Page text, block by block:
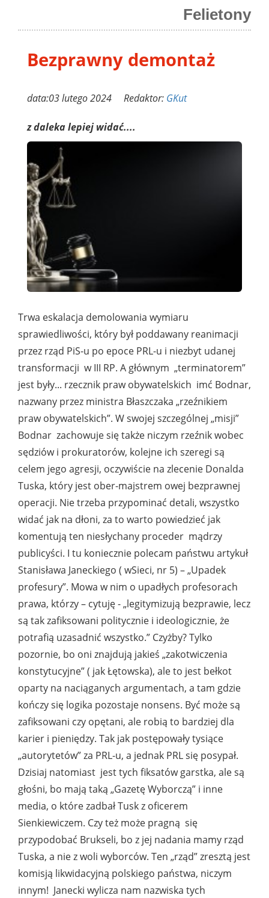
Felietony
Bezprawny demontaż
data:03 lutego 2024 Redaktor: GKut
z daleka lepiej widać....
Trwa eskalacja demolowania wymiaru
sprawiedliwości, który był poddawany reanimacji
przez rząd PiS-u po epoce PRL-u i niezbyt udanej
transformacji w III RP. A głównym „terminatorem”
jest były... rzecznik praw obywatelskich imć Bodnar,
nazwany przez ministra Błaszczaka „rzeźnikiem
praw obywatelskich”. W swojej szczególnej „misji”
Bodnar zachowuje się także niczym rzeźnik wobec
sędziów i prokuratorów, kolejne ich szeregi są
celem jego agresji, oczywiście na zlecenie Donalda
Tuska, który jest ober-majstrem owej bezprawnej
operacji. Nie trzeba przypominać detali, wszystko
widać jak na dłoni, za to warto powiedzieć jak
komentują ten niesłychany proceder mądrzy
publicyści. I tu koniecznie polecam państwu artykuł
Stanisława Janeckiego ( wSieci, nr 5) – „Upadek
profesury”. Mowa w nim o upadłych profesorach
prawa, którzy – cytuję - „legitymizują bezprawie, lecz
są tak zafiksowani politycznie i ideologicznie, że
potrafią uzasadnić wszystko.” Czyżby? Tylko
pozornie, bo oni znajdują jakieś „zakotwiczenia
konstytucyjne” ( jak Łętowska), ale to jest bełkot
oparty na naciąganych argumentach, a tam gdzie
kończy się logika pozostaje nonsens. Być może są
zafiksowani czy opętani, ale robią to bardziej dla
karier i pieniędzy. Tak jak postępowały tysiące
„autorytetów” za PRL-u, a jednak PRL się posypał.
Dzisiaj natomiast jest tych fiksatów garstka, ale są
głośni, bo mają taką „Gazetę Wyborczą” i inne
media, o które zadbał Tusk z oficerem
Sienkiewiczem. Czy też może pragną się
przypodobać Brukseli, bo z jej nadania mamy rząd
Tuska, a nie z woli wyborców. Ten „rząd” zresztą jest
komisją likwidacyjną polskiego państwa, niczym
innym! Janecki wylicza nam nazwiska tych